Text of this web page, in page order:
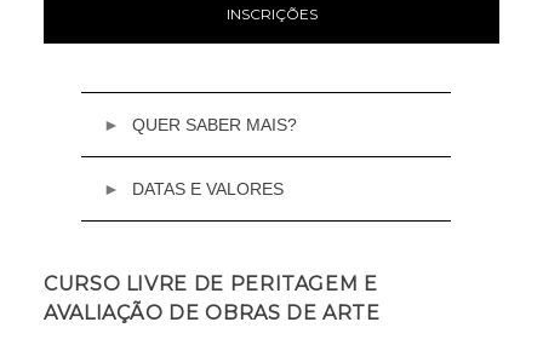
INSCRIÇÕES
QUER SABER MAIS?
Email:academia@cml.pt
DATAS E VALORES
Terça e quinta-feira, a partir das 19h
Valor
CURSO LIVRE DE PERITAGEM E
AVALIAÇÃO DE OBRAS DE ARTE